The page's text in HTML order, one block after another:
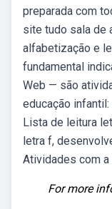
preparada com
site tudo sala de
alfabetização e
fundamental
Web — são
educação
Lista de leitura
letra f,
Atividades com a
For more